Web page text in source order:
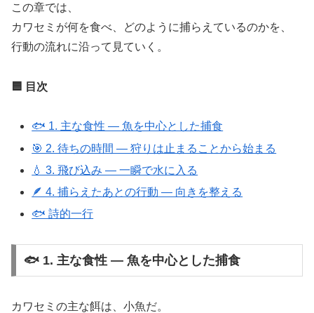
この章では、
カワセミが何を食べ、どのように捕らえているのかを、
行動の流れに沿って見ていく。
🟦 目次
🐟 1. 主な食性 ― 魚を中心とした捕食
🎯 2. 待ちの時間 ― 狩りは止まることから始まる
💧 3. 飛び込み ― 一瞬で水に入る
🪶 4. 捕らえたあとの行動 ― 向きを整える
🐟 詩的一行
🐟 1. 主な食性 ― 魚を中心とした捕食
カワセミの主な餌は、小魚だ。